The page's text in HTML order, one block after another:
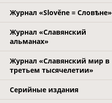
Журнал «Slověne = Словѣне»
Журнал «Славянский
альманах»
Журнал «Славянский мир в
третьем тысячелетии»
Серийные издания